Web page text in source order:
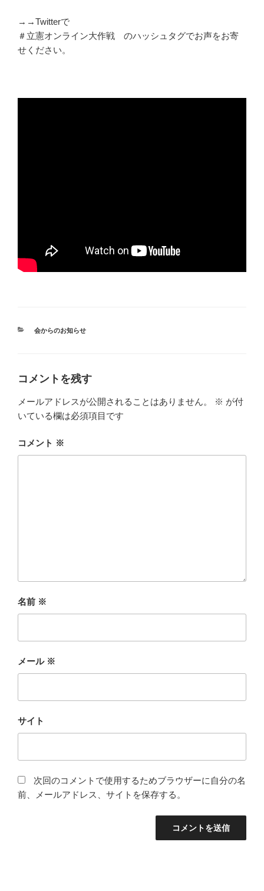
→→Twitterで
＃立憲オンライン大作戦 のハッシュタグでお声をお寄
せください。
カ
会からのお知らせ
コメントを残す
メールアドレスが公開されることはありません。 ※ が付
いている欄は必須項目です
コメント ※
名前 ※
メール ※
サイト
次回のコメントで使用するためブラウザーに自分の名
前、メールアドレス、サイトを保存する。